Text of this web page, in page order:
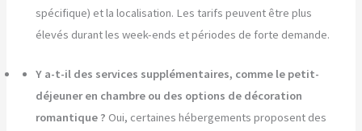
spécifique) et la localisation. Les tarifs peuvent être plus
élevés durant les week-ends et périodes de forte demande.
Y a-t-il des services supplémentaires, comme le petit-
déjeuner en chambre ou des options de décoration
romantique ? Oui, certaines hébergements proposent des